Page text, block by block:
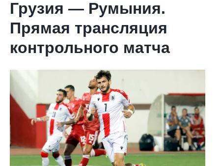
Грузия — Румыния.
Прямая трансляция
контрольного матча